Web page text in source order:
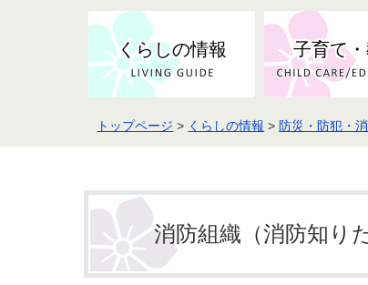
くらしの情報
届出・証明
斎場・墓園・墓地
防災・防犯・消防・行方不明
子育て
健康・検（健）診・予防接種
スポーツ
地域医療
市民センター・市民活動・交流施
設
市の条例・計画・方針
市政へのご意見
市の人事・職員採用
事業者の方へお知らせ
入札・契約
トップページ > くらしの情報 > 防災・防犯・
消防組織（消防知り